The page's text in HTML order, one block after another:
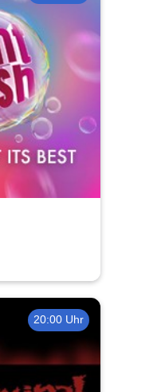
20:00 Uhr